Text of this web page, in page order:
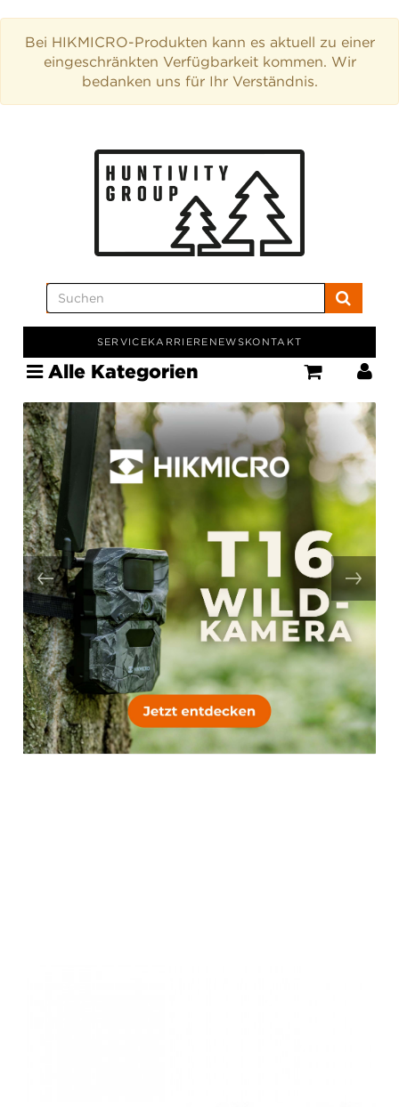
Bei HIKMICRO-Produkten kann es aktuell zu einer
eingeschränkten Verfügbarkeit kommen. Wir
bedanken uns für Ihr Verständnis.
SERVICEKARRIERE NEWSKONTAKT
Alle Kategorien